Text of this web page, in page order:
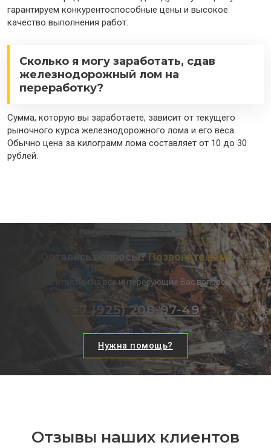
гарантируем конкурентоспособные цены и высокое
качество выполнения работ.
Сколько я могу заработать, сдав
железнодорожный лом на
переработку?
Сумма, которую вы заработаете, зависит от текущего
рыночного курса железнодорожного лома и его веса.
Обычно цена за килограмм лома составляет от 10 до 30
рублей.
Остались вопросы? Позвоните нам!
Мы ответим на все интересующие Вас вопросы
+7 (925) 208-97-49
Нужна помощь?
Отзывы наших клиентов